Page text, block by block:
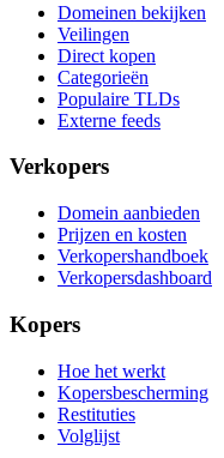
Domeinen bekijken
Veilingen
Direct kopen
Categorieën
Populaire TLDs
Externe feeds
Verkopers
Domein aanbieden
Prijzen en kosten
Verkopershandboek
Verkopersdashboard
Kopers
Hoe het werkt
Kopersbescherming
Restituties
Volglijst